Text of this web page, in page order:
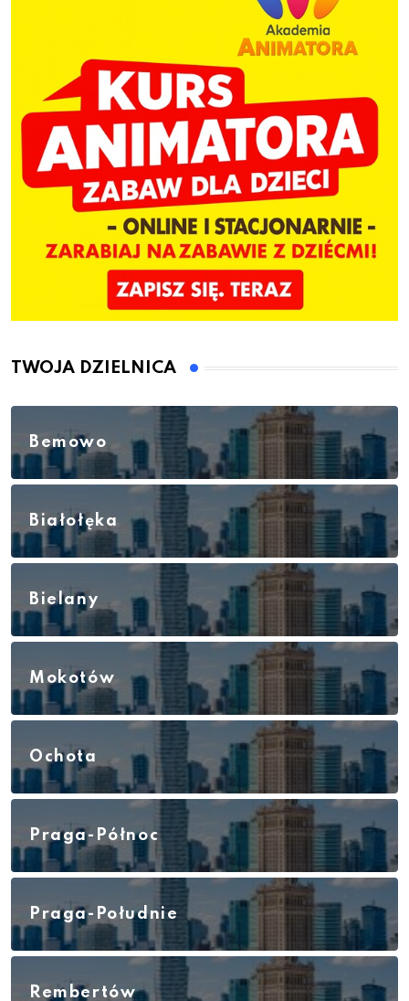
TWOJA DZIELNICA
Bemowo
Białołęka
Bielany
Mokotów
Ochota
Praga-Północ
Praga-Południe
Rembertów